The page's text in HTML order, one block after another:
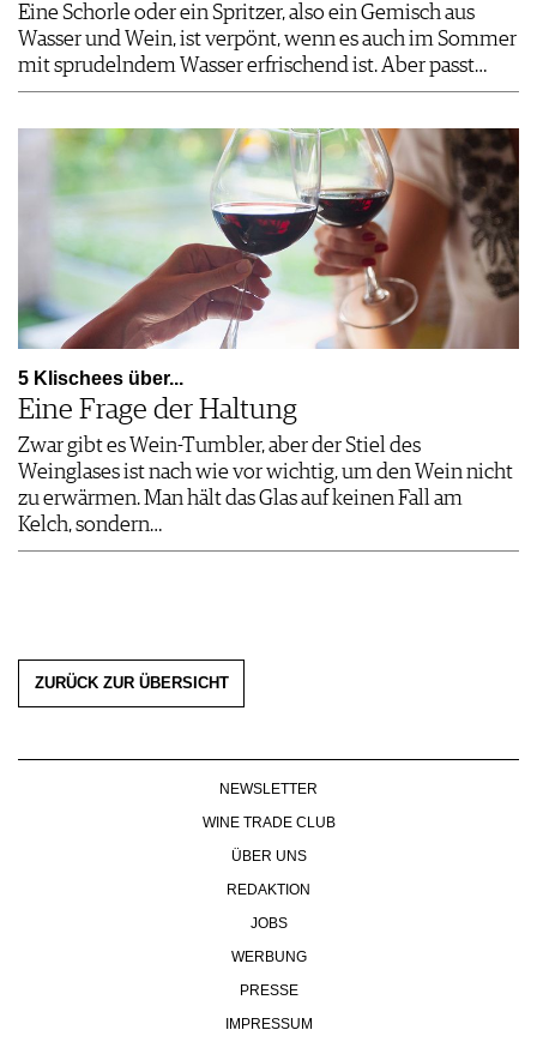
Eine Schorle oder ein Spritzer, also ein Gemisch aus
Wasser und Wein, ist verpönt, wenn es auch im Sommer
mit sprudelndem Wasser erfrischend ist. Aber passt…
5 Klischees über...
Eine Frage der Haltung
Zwar gibt es Wein-Tumbler, aber der Stiel des
Weinglases ist nach wie vor wichtig, um den Wein nicht
zu erwärmen. Man hält das Glas auf keinen Fall am
Kelch, sondern…
ZURÜCK ZUR ÜBERSICHT
NEWSLETTER
WINE TRADE CLUB
ÜBER UNS
REDAKTION
JOBS
WERBUNG
PRESSE
IMPRESSUM